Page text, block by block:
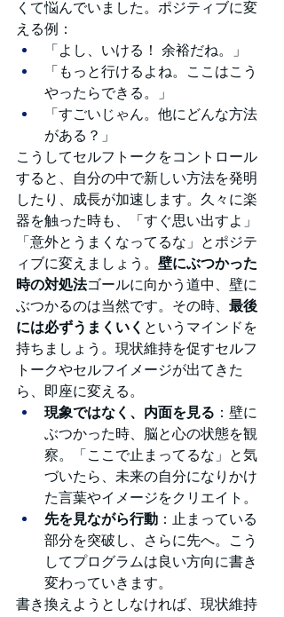
くて悩んでいました。ポジティブに変
える例：
「よし、いける！ 余裕だね。」
「もっと行けるよね。ここはこう
やったらできる。」
「すごいじゃん。他にどんな方法
がある？」
こうしてセルフトークをコントロール
すると、自分の中で新しい方法を発明
したり、成長が加速します。久々に楽
器を触った時も、「すぐ思い出すよ」
「意外とうまくなってるな」とポジテ
ィブに変えましょう。 壁にぶつかった
時の対処法ゴールに向かう道中、壁に
ぶつかるのは当然です。その時、 最後
には必ずうまくいく というマインドを
持ちましょう。現状維持を促すセルフ
トークやセルフイメージが出てきた
ら、即座に変える。
現象ではなく、内面を見る ：壁に
ぶつかった時、脳と心の状態を観
察。「ここで止まってるな」と気
づいたら、未来の自分になりかけ
た言葉やイメージをクリエイト。
先を見ながら行動 ：止まっている
部分を突破し、さらに先へ。こう
してプログラムは良い方向に書き
変わっていきます。
書き換えようとしなければ、現状維持